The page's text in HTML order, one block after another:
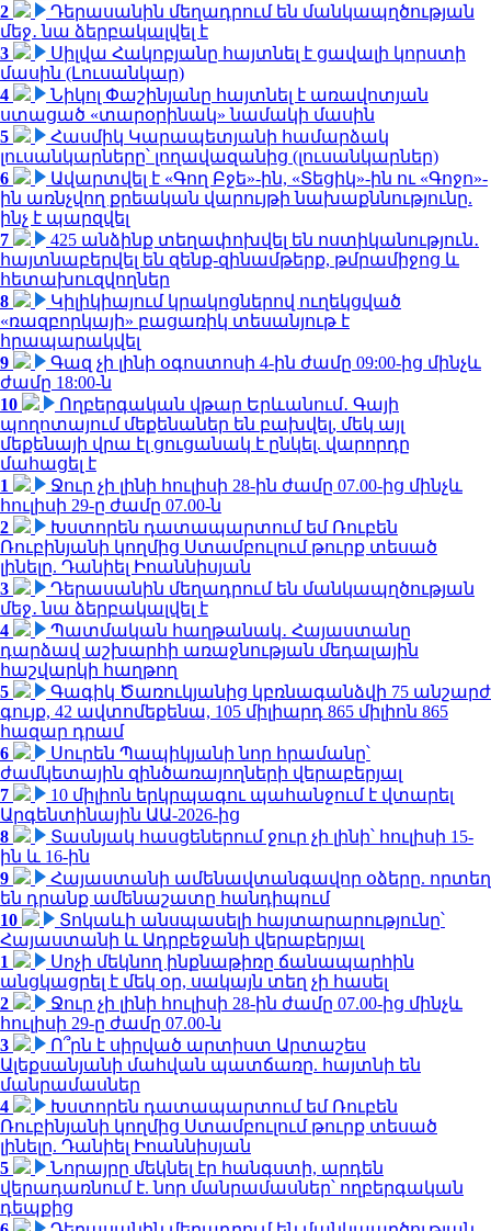
2
Դերասանին մեղադրում են մանկապղծության
մեջ․ նա ձերբակալվել է
3
Սիլվա Հակոբյանը հայտնել է ցավալի կորստի
մասին (Լուսանկար)
4
Նիկոլ Փաշինյանը հայտնել է առավոտյան
ստացած «տարօրինակ» նամակի մասին
5
Հասմիկ Կարապետյանի համարձակ
լուսանկարները՝ լողավազանից (լուսանկարներ)
6
Ավարտվել է «Գող Բջե»-ին, «Տեցիկ»-ին ու «Գոջո»-
ին առնչվող քրեական վարույթի նախաքննությունը.
ինչ է պարզվել
7
425 անձինք տեղափոխվել են ոստիկանություն․
հայտնաբերվել են զենք-զինամթերք, թմրամիջոց և
հետախուզվողներ
8
Կիլիկիայում կրակոցներով ուղեկցված
«ռազբորկայի» բացառիկ տեսանյութ է
հրապարակվել
9
Գազ չի լինի օգոստոսի 4-ին ժամը 09:00-ից մինչև
ժամը 18:00-ն
10
Ողբերգական վթար Երևանում․ Գայի
պողոտայում մեքենաներ են բախվել, մեկ այլ
մեքենայի վրա էլ ցուցանակ է ընկել. վարորդը
մահացել է
1
Ջուր չի լինի հուլիսի 28-ին ժամը 07.00-ից մինչև
հուլիսի 29-ը ժամը 07.00-ն
2
Խստորեն դատապարտում եմ Ռուբեն
Ռուբինյանի կողմից Ստամբուլում թուրք տեսած
լինելը. Դանիել Իոաննիսյան
3
Դերասանին մեղադրում են մանկապղծության
մեջ․ նա ձերբակալվել է
4
Պատմական հաղթանակ․ Հայաստանը
դարձավ աշխարհի առաջնության մեդալային
հաշվարկի հաղթող
5
Գագիկ Ծառուկյանից կբռնագանձվի 75 անշարժ
գույք, 42 ավտոմեքենա, 105 միլիարդ 865 միլիոն 865
հազար դրամ
6
Սուրեն Պապիկյանի նոր հրամանը՝
ժամկետային զինծառայողների վերաբերյալ
7
10 միլիոն երկրպագու պահանջում է վտարել
Արգենտինային ԱԱ-2026-ից
8
Տասնյակ հասցեներում ջուր չի լինի՝ հուլիսի 15-
ին և 16-ին
9
Հայաստանի ամենավտանգավոր օձերը. որտեղ
են դրանք ամենաշատը հանդիպում
10
Տոկաևի անսպասելի հայտարարությունը՝
Հայաստանի և Ադրբեջանի վերաբերյալ
1
Սոչի մեկնող ինքնաթիռը ճանապարհին
անցկացրել է մեկ օր, սակայն տեղ չի հասել
2
Ջուր չի լինի հուլիսի 28-ին ժամը 07.00-ից մինչև
հուլիսի 29-ը ժամը 07.00-ն
3
Ո՞րն է սիրված արտիստ Արտաշես
Ալեքսանյանի մահվան պատճառը. հայտնի են
մանրամասներ
4
Խստորեն դատապարտում եմ Ռուբեն
Ռուբինյանի կողմից Ստամբուլում թուրք տեսած
լինելը. Դանիել Իոաննիսյան
5
Նորայրը մեկնել էր հանգստի, արդեն
վերադառնում է. նոր մանրամասներ՝ ողբերգական
դեպքից